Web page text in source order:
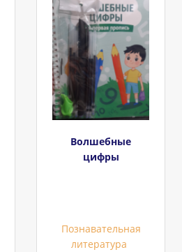
Волшебные
цифры
Познавательная
литература